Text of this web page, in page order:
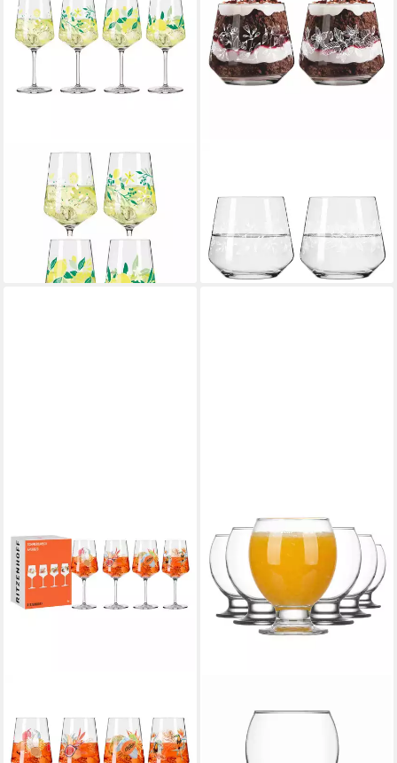
RITZENHOFF
Aperitifglas Sommertau
Limoncello
ab 45,90 € UVP 91,80 €
lieferbar - in 2-3 Werktagen bei dir
ab 16,95 €
UVP 22,95 €
-26%
lieferbar - in 2-3 Werktagen bei dir